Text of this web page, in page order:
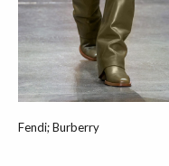
Fendi; Burberry